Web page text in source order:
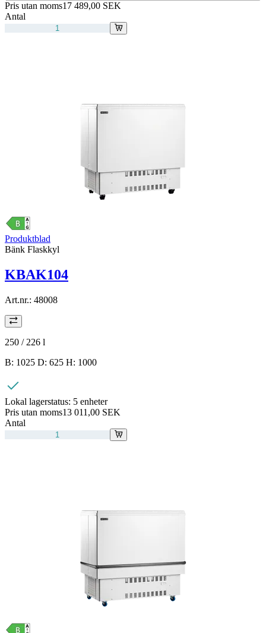
Pris utan moms17 489,00 SEK
Antal
Produktblad
Bänk Flaskkyl
KBAK104
Art.nr.: 48008
250 / 226 l
B: 1025 D: 625 H: 1000
Lokal lagerstatus: 5 enheter
Pris utan moms13 011,00 SEK
Antal